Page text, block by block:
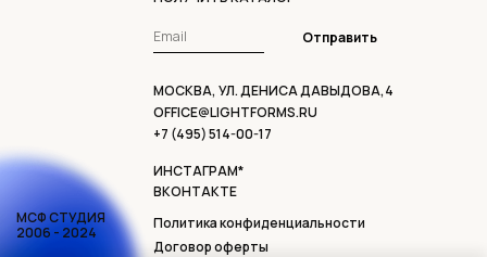
МСФ СТУДИЯ
2006 - 2024
МОСКВА, УЛ. ДЕНИСА ДАВЫДОВА,4
ИНСТАГРАМ*
ВКОНТАКТЕ
+7 (495) 514-00-17
OFFICE@LIGHTFORMS.RU
Отправить
Политика конфиденциальности
Договор оферты